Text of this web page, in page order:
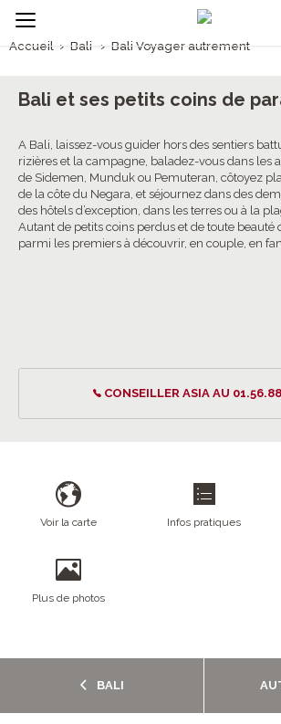
Accueil › Bali › Bali Voyager autrement
Bali Voyager autrement
Bali et ses petits coins de
A Bali, laissez-vous guider hors des sentiers
rizières et la campagne, baladez-vous dans les
de Sidemen, Munduk ou Pemuteran, côtoyez
de la côte du Negara, et séjournez dans des
des hôtels d’exception, dans les terres ou à la
Autant de petits coins perdus et de toute beauté
parmi les premiers à découvrir, en couple, en
CONSEILLER ASIA AU
Voir la carte Infos pratiques
Plus de photos
BALI